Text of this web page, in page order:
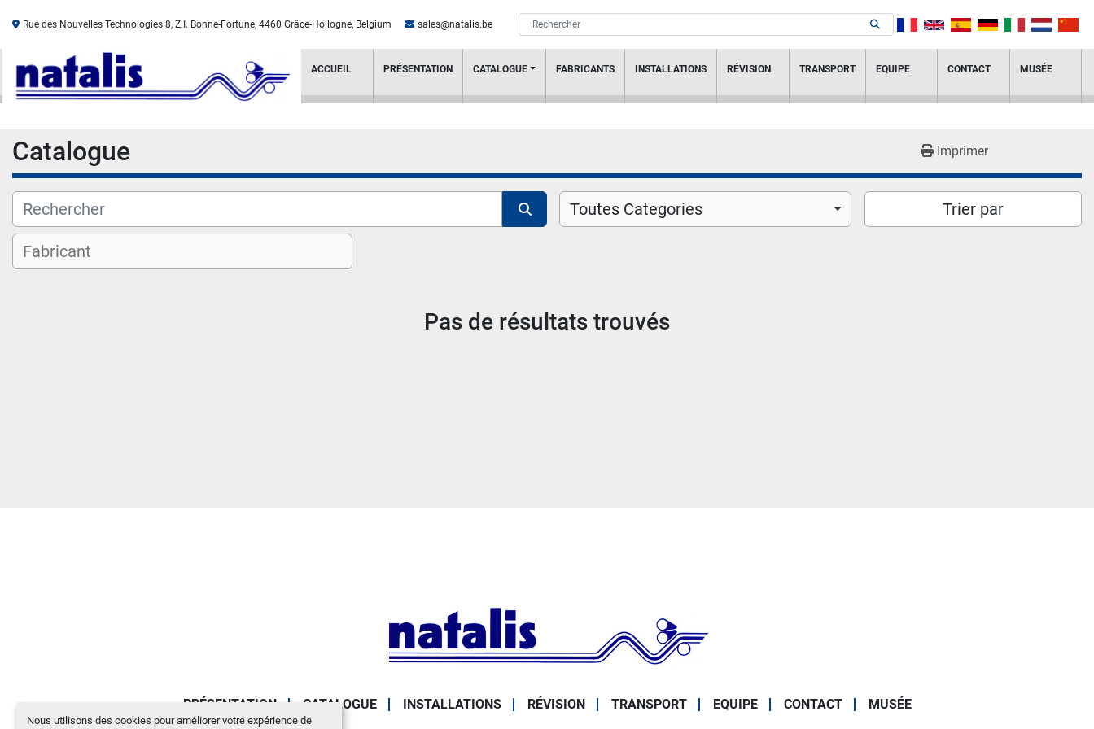
Nous utilisons des cookies pour améliorer votre expérience de
Rue des Nouvelles Technologies 8, Z.I. Bonne-Fortune, 4460 Grâce-Hollogne, Belgium sales@natalis.be
ACCUEIL PRÉSENTATION CATALOGUE FABRICANTS INSTALLATIONS RÉVISION TRANSPORT EQUIPE CONTACT MUSÉE
Catalogue Imprimer
Toutes Categories Trier par
Pas de résultats trouvés
PRÉSENTATION CATALOGUE INSTALLATIONS RÉVISION TRANSPORT EQUIPE CONTACT MUSÉE